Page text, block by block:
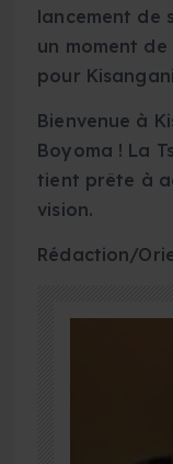
lancement de
un moment de
pour
Bienvenue à
Boyoma ! La
tient prête à
vision.
Rédaction/